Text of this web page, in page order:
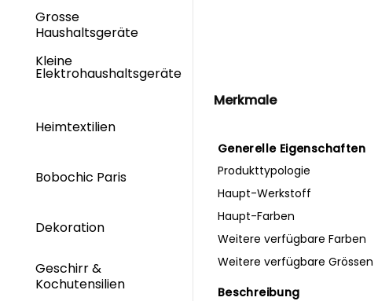
Grosse
Haushaltsgeräte
Kleine
Elektrohaushaltsgeräte
Heimtextilien
Bobochic Paris
Dekoration
Geschirr &
Kochutensilien
Merkmale
Generelle Eigenschaften
Produkttypologie
Haupt-Werkstoff
Haupt-Farben
Weitere verfügbare Farben
Weitere verfügbare Grössen
Beschreibung